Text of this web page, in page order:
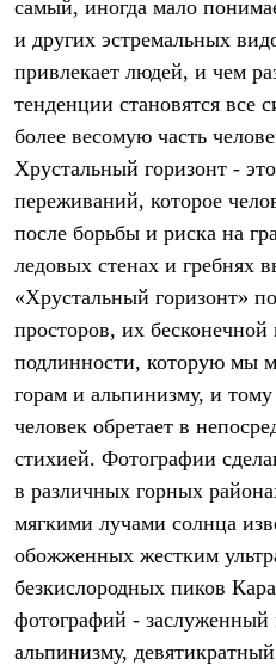
Штормовая одежда
Куртки
Софтшелл одежда
Куртки
Брюки
Лёгкая одежда
Рубашки
Футболки
Толстовки
Брюки
Термобелье
Теплое термобелье
Среднее термобелье
Легкое термобелье
Флисовая одежда
Брюки
Детская одежда
Утепленная пухом
Комбинезоны
Куртки
Брюки
Комбинезоны
Куртки
Брюки
Лёгкая одежда
Футболки
Толстовки
самый, иногда мало
и других эстремальных
привлекает людей, и чем
тенденции становятся все
более весомую часть
Хрустальный горизонт -
переживаний, которое
после борьбы и риска на
ледовых стенах и гребнях
«Хрустальный горизонт»
просторов, их
подлинности, которую мы
горам и альпинизму, и
человек обретает в
стихией. Фотографии
в различных горных
мягкими лучами солнца
обожженных жестким
безкислородных пиков
фотографий - заслуженный
альпинизму,